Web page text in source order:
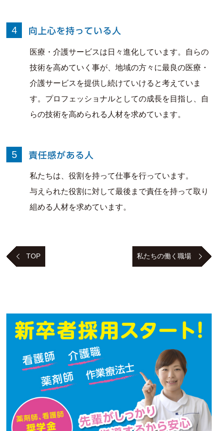
4
医療・介護サービスは日々進化しています。自らの
技術を高めていく事が、地域の方々に最良の医療・
介護サービスを提供し続けていけると考えていま
す。プロフェッショナルとしての成長を目指し、自
らの技術を高められる人材を求めています。
5
私たちは、役割を持って仕事を行っています。
与えられた役割に対して最後まで責任を持って取り
組める人材を求めています。
TOP 私たちの働く職場